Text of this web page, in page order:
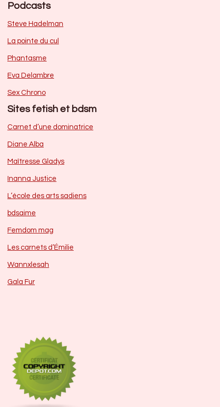
Podcasts
Steve Hadelman
La pointe du cul
Phantasme
Eva Delambre
Sex Chrono
Sites fetish et bdsm
Carnet d’une dominatrice
Diane Alba
Maîtresse Gladys
Inanna Justice
L’école des arts sadiens
bdsaime
Femdom mag
Les carnets d’Émilie
Wannxlesah
Gala Fur